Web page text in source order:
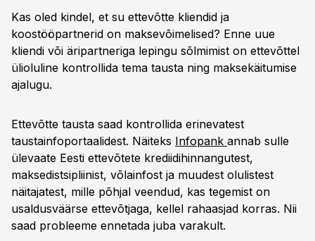
Kas oled kindel, et su ettevõtte kliendid ja
koostööpartnerid on maksevõimelised? Enne uue
kliendi või äripartneriga lepingu sõlmimist on ettevõttel
ülioluline kontrollida tema tausta ning maksekäitumise
ajalugu.
Ettevõtte tausta saad kontrollida erinevatest
taustainfoportaalidest. Näiteks Infopank annab sulle
ülevaate Eesti ettevõtete krediidihinnangutest,
maksedistsipliinist, võlainfost ja muudest olulistest
näitajatest, mille põhjal veendud, kas tegemist on
usaldusväärse ettevõtjaga, kellel rahaasjad korras. Nii
saad probleeme ennetada juba varakult.